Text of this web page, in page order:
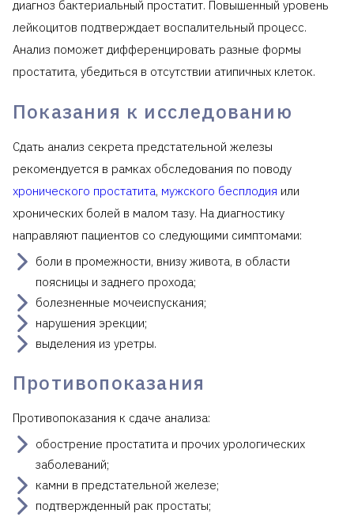
диагноз бактериальный простатит. Повышенный уровень
лейкоцитов подтверждает воспалительный процесс.
Анализ поможет дифференцировать разные формы
простатита, убедиться в отсутствии атипичных клеток.
Показания к исследованию
Сдать анализ секрета предстательной железы
рекомендуется в рамках обследования по поводу
хронического простатита, мужского бесплодия или
хронических болей в малом тазу. На диагностику
направляют пациентов со следующими симптомами:
боли в промежности, внизу живота, в области
поясницы и заднего прохода;
болезненные мочеиспускания;
нарушения эрекции;
выделения из уретры.
Противопоказания
Противопоказания к сдаче анализа:
обострение простатита и прочих урологических
заболеваний;
камни в предстательной железе;
подтвержденный рак простаты;